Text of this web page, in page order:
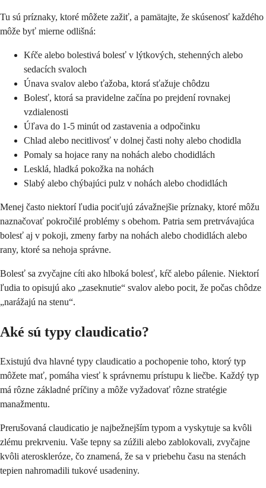
Tu sú príznaky, ktoré môžete zažiť, a pamätajte, že skúsenosť každého
môže byť mierne odlišná:
Kŕče alebo bolestivá bolesť v lýtkových, stehenných alebo
sedacích svaloch
Únava svalov alebo ťažoba, ktorá sťažuje chôdzu
Bolesť, ktorá sa pravidelne začína po prejdení rovnakej
vzdialenosti
Úľava do 1-5 minút od zastavenia a odpočinku
Chlad alebo necitlivosť v dolnej časti nohy alebo chodidla
Pomaly sa hojace rany na nohách alebo chodidlách
Lesklá, hladká pokožka na nohách
Slabý alebo chýbajúci pulz v nohách alebo chodidlách
Menej často niektorí ľudia pociťujú závažnejšie príznaky, ktoré môžu
naznačovať pokročilé problémy s obehom. Patria sem pretrvávajúca
bolesť aj v pokoji, zmeny farby na nohách alebo chodidlách alebo
rany, ktoré sa nehoja správne.
Bolesť sa zvyčajne cíti ako hlboká bolesť, kŕč alebo pálenie. Niektorí
ľudia to opisujú ako „zaseknutie“ svalov alebo pocit, že počas chôdze
„narážajú na stenu“.
Aké sú typy claudicatio?
Existujú dva hlavné typy claudicatio a pochopenie toho, ktorý typ
môžete mať, pomáha viesť k správnemu prístupu k liečbe. Každý typ
má rôzne základné príčiny a môže vyžadovať rôzne stratégie
manažmentu.
Prerušovaná claudicatio je najbežnejším typom a vyskytuje sa kvôli
zlému prekrveniu. Vaše tepny sa zúžili alebo zablokovali, zvyčajne
kvôli ateroskleróze, čo znamená, že sa v priebehu času na stenách
tepien nahromadili tukové usadeniny.